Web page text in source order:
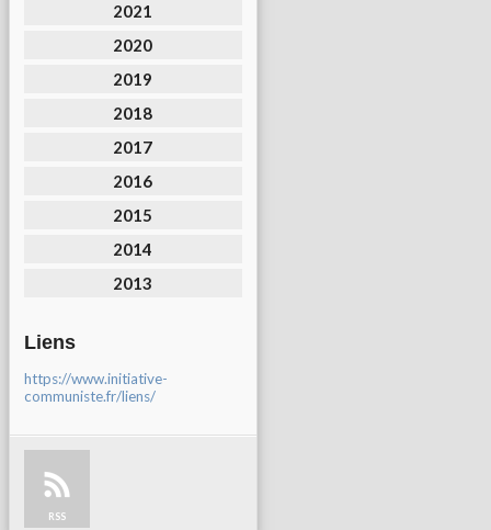
2021
2020
2019
2018
2017
2016
2015
2014
2013
Liens
https://www.initiative-
communiste.fr/liens/
RSS